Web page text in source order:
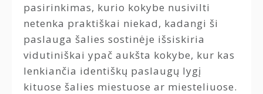
pasirinkimas, kurio kokybe nusivilti
netenka praktiškai niekad, kadangi ši
paslauga šalies sostinėje išsiskiria
vidutiniškai ypač aukšta kokybe, kur kas
lenkiančia identiškų paslaugų lygį
kituose šalies miestuose ar miesteliuose.